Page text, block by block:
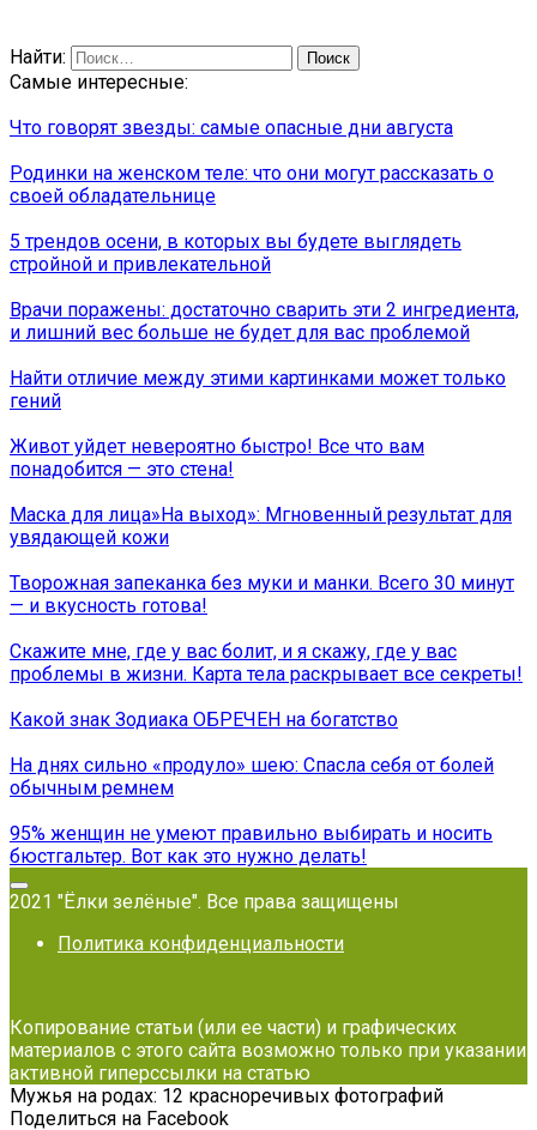
Найти:
Самые интересные:
Что говорят звезды: самые опасные дни августа
Родинки на женском теле: что они могут рассказать о
своей обладательнице
5 трендов осени, в которых вы будете выглядеть
стройной и привлекательной
Врачи поражены: достаточно сварить эти 2 ингредиента,
и лишний вес больше не будет для вас проблемой
Найти отличие между этими картинками может только
гений
Живот уйдет невероятно быстро! Все что вам
понадобится — это стена!
Маска для лица»На выход»: Мгновенный результат для
увядающей кожи
Творожная запеканка без муки и манки. Всего 30 минут
— и вкусность готова!
Скажите мне, где у вас болит, и я скажу, где у вас
проблемы в жизни. Карта тела раскрывает все секреты!
Какой знак Зодиака ОБРЕЧЕН на богатство
На днях сильно «продуло» шею: Спасла себя от болей
обычным ремнем
95% женщин не умеют правильно выбирать и носить
бюстгальтер. Вот как это нужно делать!
2021 "Ёлки зелёные". Все права защищены
Политика конфиденциальности
Копирование статьи (или ее части) и графических
материалов с этого сайта возможно только при указании
активной гиперссылки на статью
Мужья на родах: 12 красноречивых фотографий
Поделиться на Facebook